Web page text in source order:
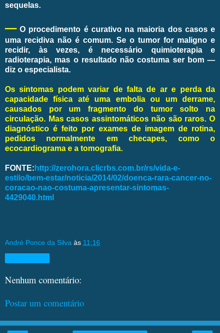
sequelas.
— O procedimento é curativo na maioria dos casos e
uma recidiva não é comum. Se o tumor for maligno e
recidir, às vezes, é necessário quimioterapia e
radioterapia, mas o resultado não costuma ser bom —
diz o especialista.
Os sintomas podem variar de falta de ar e perda da
capacidade física até uma embolia ou um derrame,
causados por um fragmento do tumor solto na
circulação. Mas casos assintomáticos não são raros. O
diagnóstico é feito por exames de imagem de rotina,
pedidos normalmente em checapes, como o
ecocardiograma e a tomografia.
FONTE: http://zerohora.clicrbs.com.br/rs/vida-e-
estilo/bem-estar/noticia/2014/02/doenca-rara-cancer-no-
coracao-nao-costuma-apresentar-sintomas-
4429040.html
André Ponce da Silva às 11:16
Nenhum comentário:
Postar um comentário